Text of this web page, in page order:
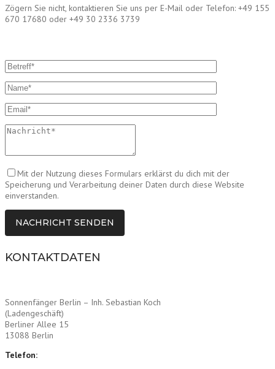
Zögern Sie nicht, kontaktieren Sie uns per E-Mail oder Telefon: +49 155
670 17680 oder +49 30 2336 3739
Mit der Nutzung dieses Formulars erklärst du dich mit der
Speicherung und Verarbeitung deiner Daten durch diese Website
einverstanden.
KONTAKTDATEN
Sonnenfänger Berlin – Inh. Sebastian Koch
(Ladengeschäft)
Berliner Allee 15
13088 Berlin
Telefon: